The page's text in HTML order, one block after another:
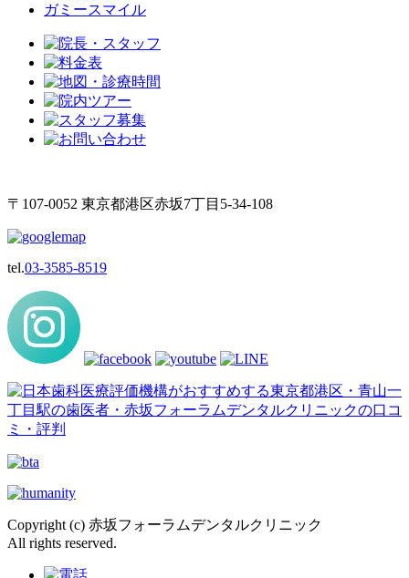
ガミースマイル
〒107-0052 東京都港区赤坂7丁目5-34-108
tel.03-3585-8519
Copyright (c) 赤坂フォーラムデンタルクリニック
All rights reserved.